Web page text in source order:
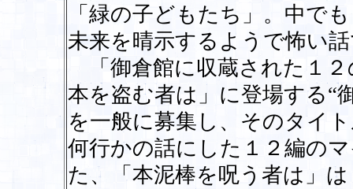
「緑の子どもたち」。中で
未来を晴示するようで怖い
「御倉館に収蔵された１
本を盗む者は」に登場する“
を一般に募集し、そのタイ
何行かの話にした１２編の
た、「本泥棒を呪う者は」